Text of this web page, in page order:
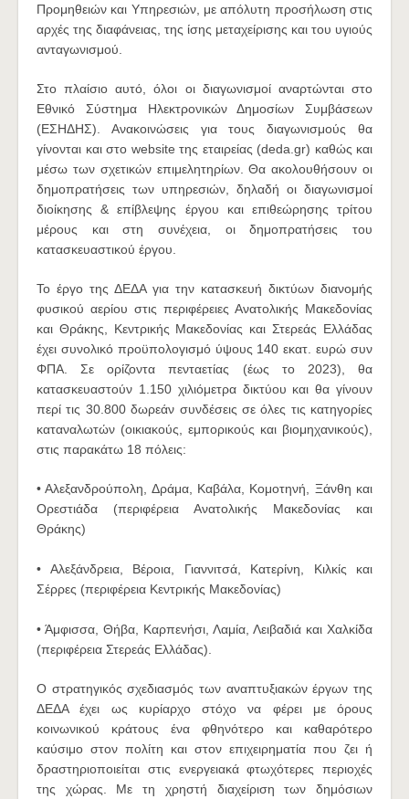
Προμηθειών και Υπηρεσιών, με απόλυτη προσήλωση στις
αρχές της διαφάνειας, της ίσης μεταχείρισης και του υγιούς
ανταγωνισμού.
Στο πλαίσιο αυτό, όλοι οι διαγωνισμοί αναρτώνται στο
Εθνικό Σύστημα Ηλεκτρονικών Δημοσίων Συμβάσεων
(ΕΣΗΔΗΣ). Ανακοινώσεις για τους διαγωνισμούς θα
γίνονται και στο website της εταιρείας (deda.gr) καθώς και
μέσω των σχετικών επιμελητηρίων. Θα ακολουθήσουν οι
δημοπρατήσεις των υπηρεσιών, δηλαδή οι διαγωνισμοί
διοίκησης & επίβλεψης έργου και επιθεώρησης τρίτου
μέρους και στη συνέχεια, οι δημοπρατήσεις του
κατασκευαστικού έργου.
Το έργο της ΔΕΔΑ για την κατασκευή δικτύων διανομής
φυσικού αερίου στις περιφέρειες Ανατολικής Μακεδονίας
και Θράκης, Κεντρικής Μακεδονίας και Στερεάς Ελλάδας
έχει συνολικό προϋπολογισμό ύψους 140 εκατ. ευρώ συν
ΦΠΑ. Σε ορίζοντα πενταετίας (έως το 2023), θα
κατασκευαστούν 1.150 χιλιόμετρα δικτύου και θα γίνουν
περί τις 30.800 δωρεάν συνδέσεις σε όλες τις κατηγορίες
καταναλωτών (οικιακούς, εμπορικούς και βιομηχανικούς),
στις παρακάτω 18 πόλεις:
• Αλεξανδρούπολη, Δράμα, Καβάλα, Κομοτηνή, Ξάνθη και
Ορεστιάδα (περιφέρεια Ανατολικής Μακεδονίας και
Θράκης)
• Αλεξάνδρεια, Βέροια, Γιαννιτσά, Κατερίνη, Κιλκίς και
Σέρρες (περιφέρεια Κεντρικής Μακεδονίας)
• Άμφισσα, Θήβα, Καρπενήσι, Λαμία, Λειβαδιά και Χαλκίδα
(περιφέρεια Στερεάς Ελλάδας).
Ο στρατηγικός σχεδιασμός των αναπτυξιακών έργων της
ΔΕΔΑ έχει ως κυρίαρχο στόχο να φέρει με όρους
κοινωνικού κράτους ένα φθηνότερο και καθαρότερο
καύσιμο στον πολίτη και στον επιχειρηματία που ζει ή
δραστηριοποιείται στις ενεργειακά φτωχότερες περιοχές
της χώρας. Με τη χρηστή διαχείριση των δημόσιων